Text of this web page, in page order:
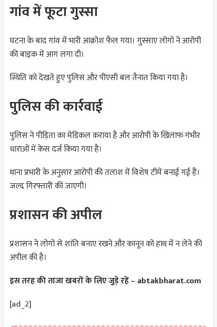
गांव में फूटा गुस्सा
घटना के बाद गांव में भारी आक्रोश फैल गया। गुस्साए लोगों ने आरोपी
की बाइक में आग लगा दी।
स्थिति को देखते हुए पुलिस और पीएसी बल तैनात किया गया है।
पुलिस की कार्रवाई
पुलिस ने पीड़िता का मेडिकल कराया है और आरोपी के खिलाफ गंभीर
धाराओं में केस दर्ज किया गया है।
थाना प्रभारी के अनुसार आरोपी की तलाश में विशेष टीमें बनाई गई हैं।
जल्द गिरफ्तारी की जाएगी।
प्रशासन की अपील
प्रशासन ने लोगों से शांति बनाए रखने और कानून को हाथ में न लेने की
अपील की है।
इस तरह की ताजा खबरों के लिए जुड़े रहें – abtakbharat.com
[ad_2]